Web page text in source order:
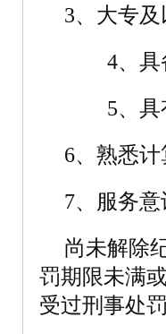
3、大专
4、具备
5、具有
6、熟悉
7、服务
尚未解除
罚期限未满
受过刑事处